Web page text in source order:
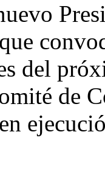
del
de